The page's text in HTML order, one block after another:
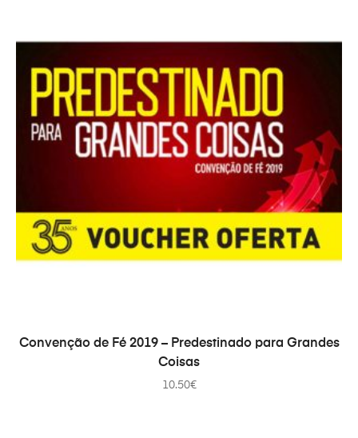
ADAUGĂ ÎN COȘ
Convenção de Fé 2019 – Predestinado para Grandes
Coisas
10.50€